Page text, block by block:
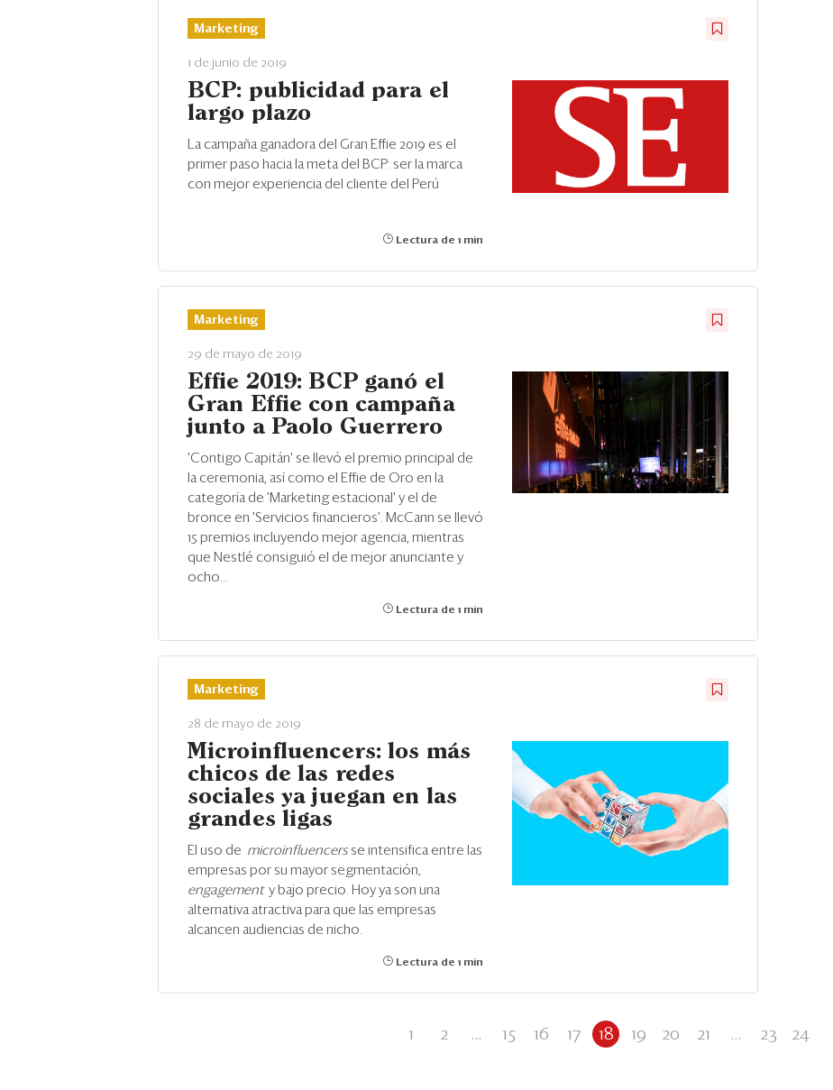
Marketing
1 de junio de 2019
BCP: publicidad para el
largo plazo
La campaña ganadora del Gran Effie 2019 es el
primer paso hacia la meta del BCP: ser la marca
con mejor experiencia del cliente del Perú
Lectura de 1 min
Marketing
29 de mayo de 2019
Effie 2019: BCP ganó el
Gran Effie con campaña
junto a Paolo Guerrero
'Contigo Capitán' se llevó el premio principal de
la ceremonia, así como el Effie de Oro en la
categoría de 'Marketing estacional' y el de
bronce en 'Servicios financieros'. McCann se llevó
15 premios incluyendo mejor agencia, mientras
que Nestlé consiguió el de mejor anunciante y
ocho...
Lectura de 1 min
Marketing
28 de mayo de 2019
Microinfluencers: los más
chicos de las redes
sociales ya juegan en las
grandes ligas
El uso de microinfluencers se intensifica entre las
empresas por su mayor segmentación,
engagement y bajo precio. Hoy ya son una
alternativa atractiva para que las empresas
alcancen audiencias de nicho.
Lectura de 1 min
1 2 ... 15 16 17 18 19 20 21 ... 23 24